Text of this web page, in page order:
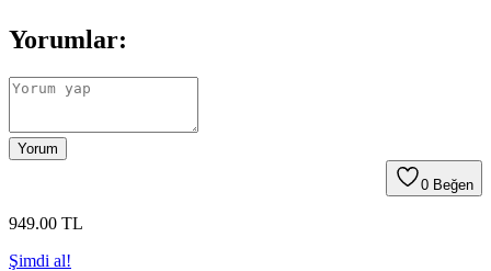
Yorumlar:
Yorum
0 Beğen
949.00 TL
Şimdi al!